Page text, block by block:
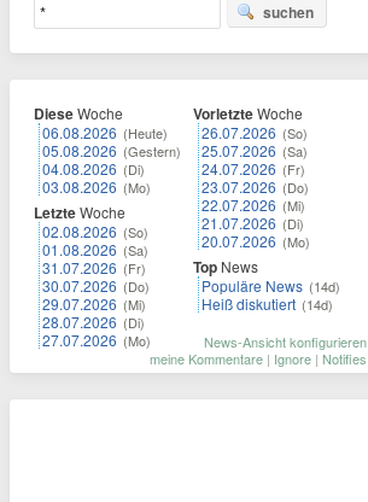
suchen
DieseWoche
06.08.2026 (Heute)
05.08.2026 (Gestern)
04.08.2026 (Di)
03.08.2026 (Mo)
LetzteWoche
02.08.2026 (So)
01.08.2026 (Sa)
31.07.2026 (Fr)
30.07.2026 (Do)
29.07.2026 (Mi)
28.07.2026 (Di)
27.07.2026 (Mo)
VorletzteWoche
26.07.2026 (So)
25.07.2026 (Sa)
24.07.2026 (Fr)
23.07.2026 (Do)
22.07.2026 (Mi)
21.07.2026 (Di)
20.07.2026 (Mo)
Top News
Populäre News (14d)
Heiß diskutiert (14d)
News-Ansicht konfigurieren
meine Kommentare | Ignore | Notifies